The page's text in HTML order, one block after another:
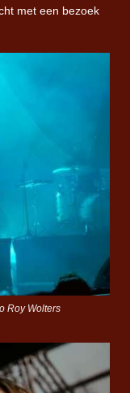
met een bezoek
Roy Wolters